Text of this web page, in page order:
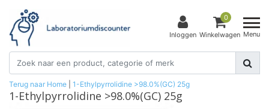
Inloggen
0
Winkelwagen Menu
Terug naar Home 1-Ethylpyrrolidine >98.0%(GC) 25g
1-Ethylpyrrolidine >98.0%(GC) 25g